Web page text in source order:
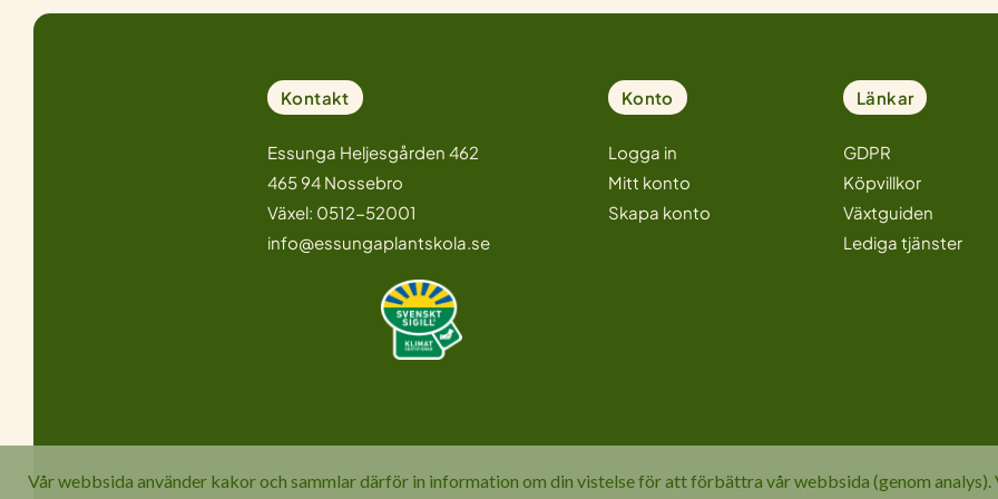
Kontakt
Essunga Heljesgården 462
465 94 Nossebro
Växel: 0512-52001
info@essungaplantskola.se
Konto
Logga in
Mitt konto
Skapa konto
Länkar
GDPR
Köpvillkor
Växtguiden
Lediga tjänster
Copyright © 2025 Essunga Plantskola
Vår webbsida använder kakor och sammlar därför in information om din vistelse för att förbättra vår webbsida (genom analys).